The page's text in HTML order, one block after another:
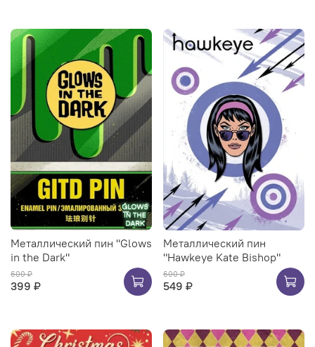
Металлический пин "Glows
in the Dark"
600 ₽
399 ₽
Металлический пин
"Hawkeye Kate Bishop"
600 ₽
549 ₽